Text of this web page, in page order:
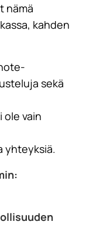
nämä
kahden
sekä
vain
yhteyksiä.